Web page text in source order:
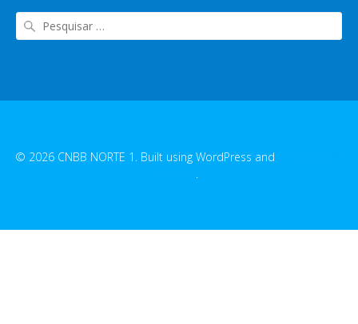
© 2026 CNBB NORTE 1. Built using WordPress and
.